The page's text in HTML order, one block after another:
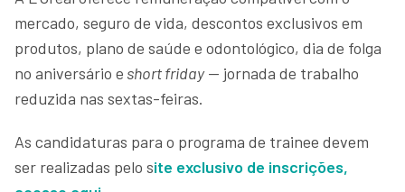
mercado, seguro de vida, descontos exclusivos em
produtos, plano de saúde e odontológico, dia de folga
no aniversário e short friday— jornada de trabalho
reduzida nas sextas-feiras.
As candidaturas para o programa de trainee devem
ser realizadas pelo site exclusivo de inscrições,